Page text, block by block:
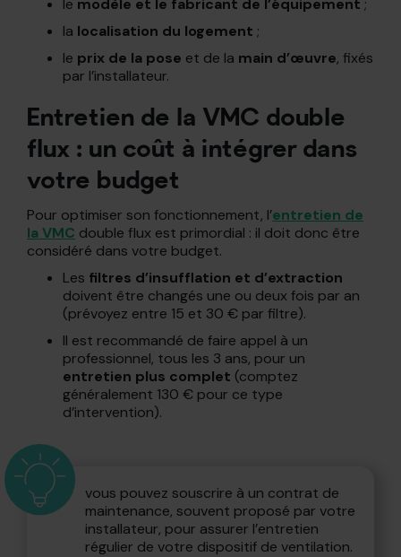
le modèle et le fabricant de l’équipement ;
la localisation du logement ;
le prix de la pose et de la main d’œuvre, fixés
par l’installateur.
Entretien de la VMC double
flux : un coût à intégrer dans
votre budget
Pour optimiser son fonctionnement, l’entretien de
la VMC double flux est primordial : il doit donc être
considéré dans votre budget.
Les filtres d’insufflation et d’extraction
doivent être changés une ou deux fois par an
(prévoyez entre 15 et 30 € par filtre).
Il est recommandé de faire appel à un
professionnel, tous les 3 ans, pour un
entretien plus complet (comptez
généralement 130 € pour ce type
d’intervention).
vous pouvez souscrire à un contrat de
maintenance, souvent proposé par votre
installateur, pour assurer l’entretien
régulier de votre dispositif de ventilation.